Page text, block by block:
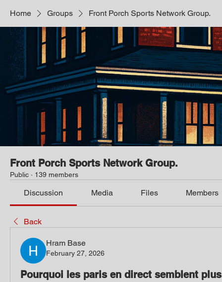
Home Groups Front Porch Sports Network Group.
Front Porch Sports Network Group.
Public · 139 members
Discussion Media Files Members
Back
Hram Base
February 27, 2026
Pourquoi les paris en direct semblent